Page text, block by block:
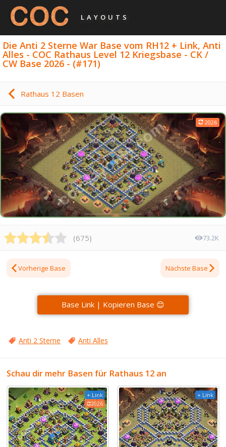
LAYOUTS
Die Anti 2 Sterne War Base vom RH12 + Link, Anti
Alles - COC Rathaus Level 12 Kriegsbase - CK /
CW Base 2026 - (#171)
Rathaus 12 Basen
2026
(675) 73.2K
Vorherige Base Nächste Base
Base Link | Kopieren Base 😊
Anti 2 Sterne Anti Alles
Schau dir mehr Basen für Rathaus 12 an
+ Link
2026
+ Link